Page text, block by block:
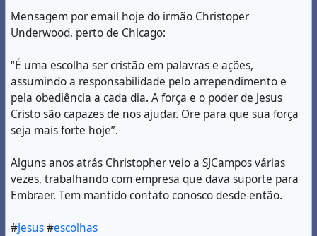
Mensagem por email hoje do irmão Christoper
Underwood, perto de Chicago:
“É uma escolha ser cristão em palavras e ações,
assumindo a responsabilidade pelo arrependimento e
pela obediência a cada dia. A força e o poder de Jesus
Cristo são capazes de nos ajudar. Ore para que sua força
seja mais forte hoje”.
Alguns anos atrás Christopher veio a SJCampos várias
vezes, trabalhando com empresa que dava suporte para
Embraer. Tem mantido contato conosco desde então.
#Jesus#escolhas